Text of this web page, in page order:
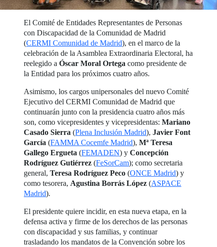
El Comité de Entidades Representantes de Personas
con Discapacidad de la Comunidad de Madrid
(CERMI Comunidad de Madrid), en el marco de la
celebración de la Asamblea Extraordinaria Electoral, ha
reelegido aÓscar Moral Ortega como presidente de
la Entidad para los próximos cuatro años.
Asimismo, los cargos unipersonales del nuevo Comité
Ejecutivo del CERMI Comunidad de Madrid que
continuarán junto con la presidencia cuatro años más
son, como vicepresidentes y vicepresidentas:Mariano
Casado Sierra (Plena Inclusión Madrid),Javier Font
García (FAMMA Cocemfe Madrid),Mª Teresa
Gallego Ergueta (FEMADEN) yConcepción
Rodríguez Gutiérrez (FeSorCam); como secretaria
general,Teresa Rodríguez Peco (ONCE Madrid) y
como tesorera, Agustina Borrás López (ASPACE
Madrid).
El presidente quiere incidir, en esta nueva etapa, en la
defensa activa y firme de los derechos de las personas
con discapacidad y sus familias, y continuar
trasladando los mandatos de la Convención sobre los